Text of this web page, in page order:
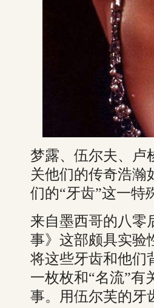
梦露、伍尔夫、
关他们的传奇浩瀚
们的“牙齿”这一特
来自墨西哥的八零
事》这部颇具实验
将这些牙齿和他们
一枚枚和“名流”有
事。用伍尔芙的牙